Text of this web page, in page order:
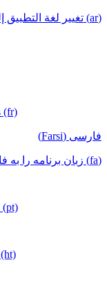
(ar) تغيير لغة التطبيق إلى العربية
(fr)
فارسی (Farsi)
(fa) زبان برنامه را به فارسی تغییر دهید
(pt)